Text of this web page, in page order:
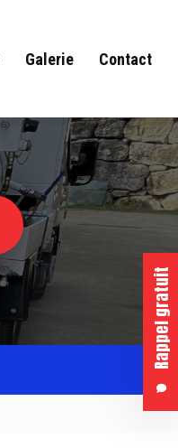
Rappel gratuit
Galerie Contact